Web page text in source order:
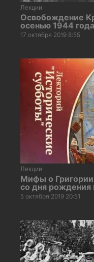
Лекции
Освобождение
осенью 1944
17 октября 2019 8:55
Лекции
Мифы о
со дня рождения
5 октября 2019 20:51